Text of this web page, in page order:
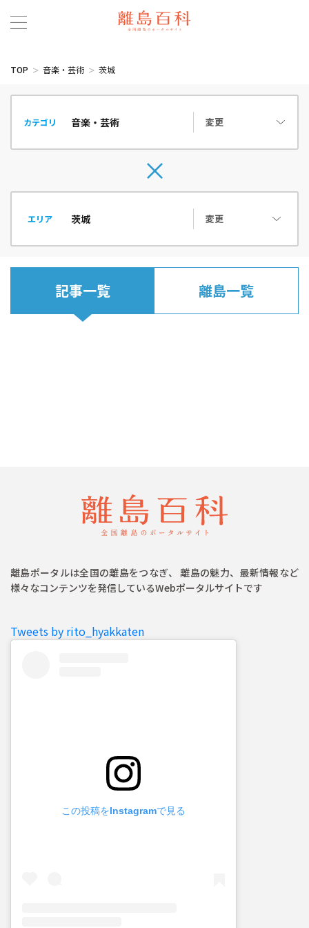
TOP 音楽・芸術 茨城
カテゴリ 変更
エリア 変更
記事一覧 離島一覧
離島ポータルは全国の離島をつなぎ、 離島の魅力、最新情報など
様々なコンテンツを発信しているWebポータルサイトです
Tweets by rito_hyakkaten
この投稿をInstagramで見る